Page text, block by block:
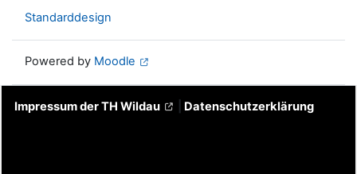
Standarddesign
Powered by Moodle
Impressum der TH Wildau Datenschutzerklärung